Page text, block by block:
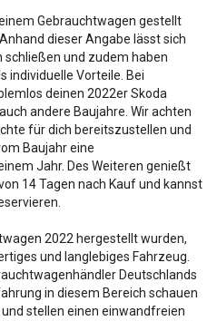
Gebrauchtwagen gestellt
dieser Angabe lässt sich
und zudem haben
individuelle Vorteile. Bei
deinen 2022er Skoda
andere Baujahre. Wir achten
für dich bereitszustellen und
Baujahr eine
Jahr. Des Weiteren genießt
14 Tagen nach Kauf und kannst
2022 hergestellt wurden,
und langlebiges Fahrzeug.
Deutschlands
in diesem Bereich schauen
stellen einen einwandfreien